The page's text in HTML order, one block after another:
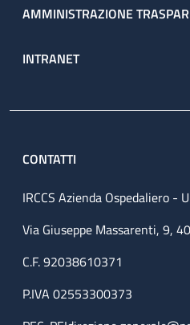
AMMINISTRAZIONE
INTRANET
CONTATTI
IRCCS Azienda Ospedaliero -
Via Giuseppe Massarenti, 9,
C.F. 92038610371
P.IVA 02553300373